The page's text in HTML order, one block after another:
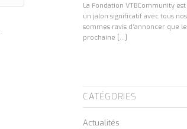
La Fondation VTBCommunity
un jalon significatif avec tous
sommes ravis d’annoncer que
prochaine […]
CATÉGORIES
Actualités